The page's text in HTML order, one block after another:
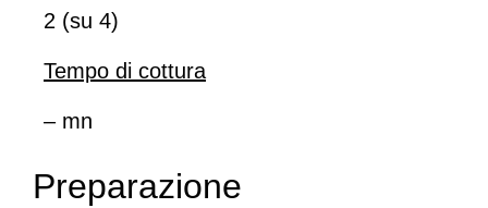
2 (su 4)
Tempo di cottura
– mn
Preparazione